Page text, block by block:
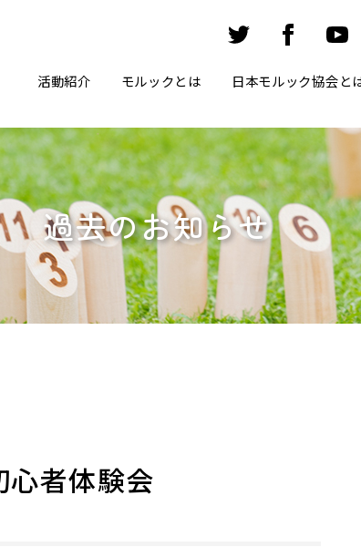
活動紹介 モルックとは 日本モルック協会と
過去のお知らせ
心者体験会